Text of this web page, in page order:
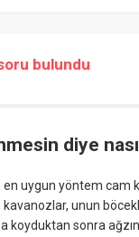
bulundu
diye
en uygun yöntem cam
kavanozlar, unun
koyduktan sonra